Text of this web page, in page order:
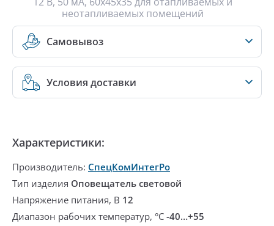
неотапливаемых помещений
Самовывоз
Условия доставки
Характеристики:
Производитель: СпецКомИнтегРо
Тип изделия Оповещатель световой
Напряжение питания, В 12
Диапазон рабочих температур, °С -40…+55